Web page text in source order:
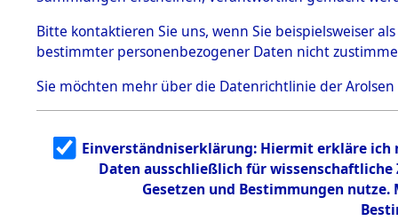
5.3.1 Alliierte
Erhebungen
zu
Todesmärsch
en
5.3.2
g
5.3.3
Todesmärsch
Bitte kontaktieren Sie uns, wenn Sie beispielsweiser
bestimmter personenbezogener Daten nicht
Sie möchten mehr über die Datenrichtlinie der Arolsen
Einverständniserklärung: Hiermit erkläre ich
Daten ausschließlich für
Gesetzen und Bestimmungen